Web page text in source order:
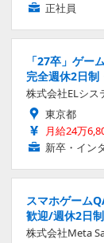
正社員
「27卒」ゲー
完全週休2日制
株式会社ELシス
東京都
月給24万
新卒・イン
スマホゲーム
歓迎/週休2日
株式会社Meta